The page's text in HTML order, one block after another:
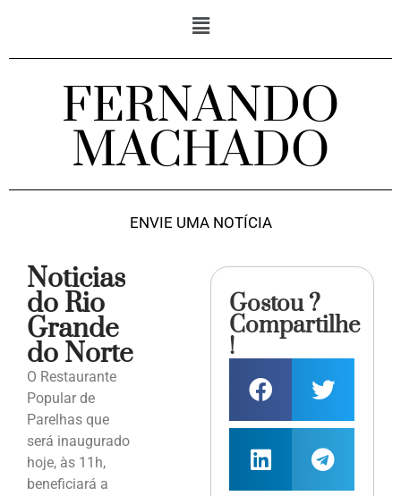
FERNANDO
MACHADO
ENVIE UMA NOTÍCIA
Noticias
do Rio
Grande
do Norte
O Restaurante
Popular de
Parelhas que
será inaugurado
hoje, às 11h,
beneficiará a
Gostou ?
Compartilhe
!